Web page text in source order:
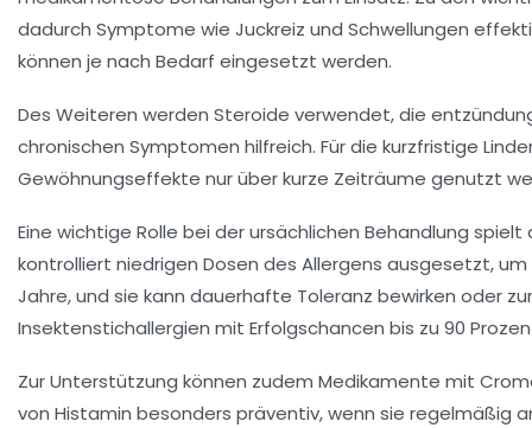
dadurch Symptome wie Juckreiz und Schwellungen
können je nach Bedarf eingesetzt werden.
Des Weiteren werden Steroide verwendet, die
chronischen Symptomen hilfreich. Für die kurzfristige
Gewöhnungseffekte nur über kurze Zeiträume genutzt
Eine wichtige Rolle bei der ursächlichen Behandlung
kontrolliert niedrigen Dosen des Allergens ausgesetzt,
Jahre, und sie kann dauerhafte Toleranz bewirken oder
Insektenstichallergien mit Erfolgschancen bis zu 90
Zur Unterstützung können zudem Medikamente mit
von Histamin besonders präventiv, wenn sie